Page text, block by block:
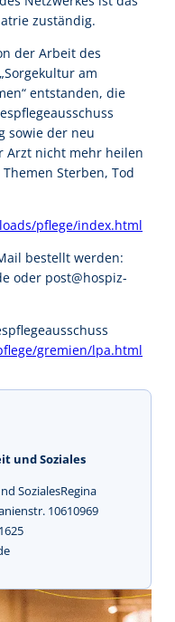
zuständig.
der Arbeit des
am
entstanden, die
sowie der neu
Arzt nicht mehr heilen
Sterben, Tod
pflege/index.html
bestellt werden:
oder post@hospiz-
gremien/lpa.html
und Soziales
SozialesRegina
10610969